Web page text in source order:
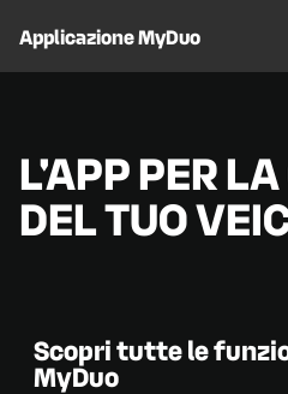
Applicazione MyDuo
L'APP PER
DEL TUO
Scopri tutte le
MyDuo